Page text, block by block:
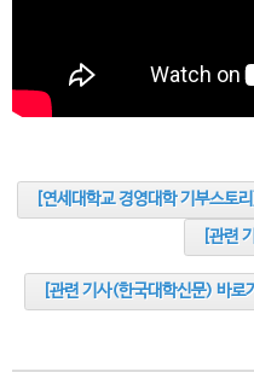
[연세대학교 경영대학 기부스토리]
[관련
[관련 기사(한국대학신문) 바로